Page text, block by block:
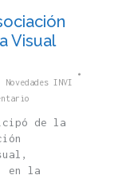
Visual
Novedades INVI
de la
en la